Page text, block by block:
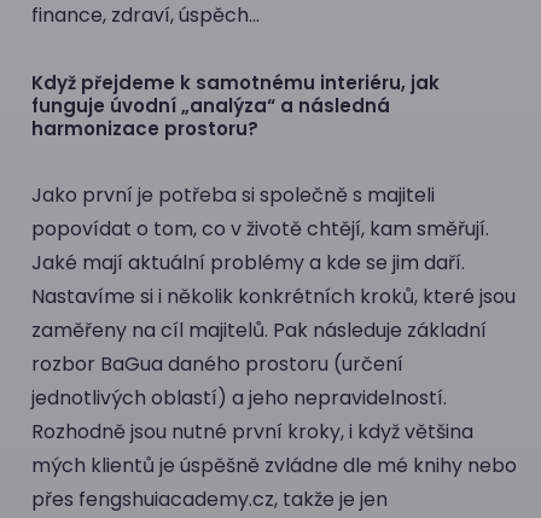
finance, zdraví, úspěch…
Když přejdeme k samotnému interiéru, jak
funguje úvodní „analýza“ a následná
harmonizace prostoru?
Jako první je potřeba si společně s majiteli
popovídat o tom, co v životě chtějí, kam směřují.
Jaké mají aktuální problémy a kde se jim daří.
Nastavíme si i několik konkrétních kroků, které jsou
zaměřeny na cíl majitelů. Pak následuje základní
rozbor BaGua daného prostoru (určení
jednotlivých oblastí) a jeho nepravidelností.
Rozhodně jsou nutné první kroky, i když většina
mých klientů je úspěšně zvládne dle mé knihy nebo
přes fengshuiacademy.cz, takže je jen